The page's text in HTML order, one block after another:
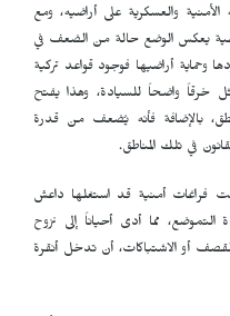
والعسكرية على أراضيه، ومع
يعكس الوضع حالة من الضعف في
وحماية أراضيها فوجود قواعد تركية
خرقاً واضحاً للسيادة، وهذا يفتح
بالإضافة فأنه يُضعف من قدرة
في تلك المناطق.
فراغات أمنية قد استغلها داعش
التموضع، مما أدى أحياناً إلى نزوح
أو الاشتباكات، أن تدخل أنقرة